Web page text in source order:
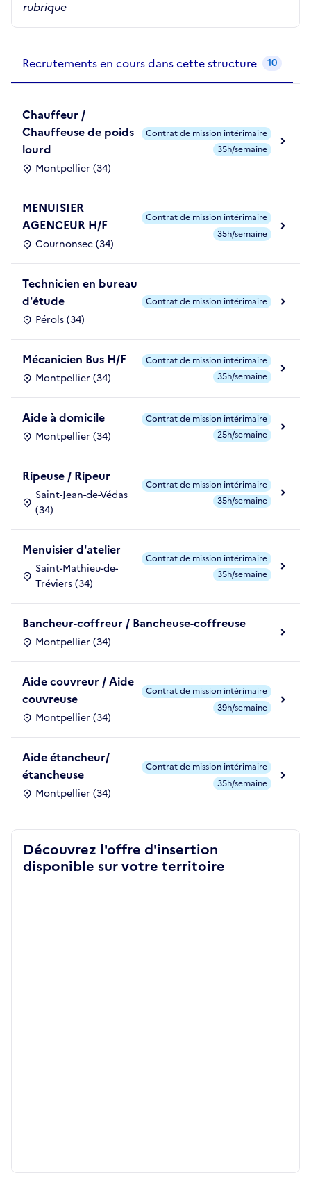
rubrique
Recrutements en cours dans cette structure 10
Chauffeur /
Chauffeuse de poids
lourd
Montpellier (34)
Contrat de mission intérimaire
35h/semaine
MENUISIER
AGENCEUR H/F
Cournonsec (34)
Contrat de mission intérimaire
35h/semaine
Technicien en bureau
d'étude
Pérols (34)
Contrat de mission intérimaire
Mécanicien Bus H/F
Montpellier (34)
Contrat de mission intérimaire
35h/semaine
Aide à domicile
Montpellier (34)
Contrat de mission intérimaire
25h/semaine
Ripeuse / Ripeur
Saint-Jean-de-Védas
(34)
Contrat de mission intérimaire
35h/semaine
Menuisier d'atelier
Saint-Mathieu-de-
Tréviers (34)
Contrat de mission intérimaire
35h/semaine
Bancheur-coffreur / Bancheuse-coffreuse
Montpellier (34)
Aide couvreur / Aide
couvreuse
Montpellier (34)
Contrat de mission intérimaire
39h/semaine
Aide étancheur/
étancheuse
Montpellier (34)
Contrat de mission intérimaire
35h/semaine
Découvrez l'offre d'insertion
disponible sur votre territoire